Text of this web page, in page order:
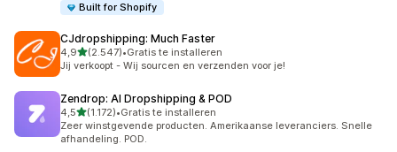
Built for Shopify
CJdropshipping: Much Faster
4,9van 5 sterren
(2.547)
2547 recensies in totaal
•Gratis te installeren
Jij verkoopt - Wij sourcen en verzenden voor je!
Zendrop: AI Dropshipping & POD
4,5van 5 sterren
(1.172)
1172 recensies in totaal
•Gratis te installeren
Zeer winstgevende producten. Amerikaanse leveranciers. Snelle
afhandeling. POD.